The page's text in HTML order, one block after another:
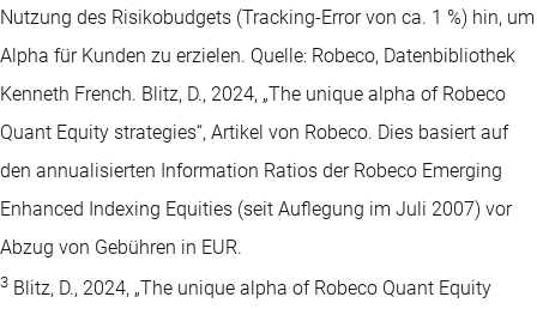
Nutzung des Risikobudgets (Tracking-Error von ca. 1 %) hin, um
Alpha für Kunden zu erzielen. Quelle: Robeco, Datenbibliothek
Kenneth French. Blitz, D., 2024, „The unique alpha of Robeco
Quant Equity strategies“, Artikel von Robeco. Dies basiert auf
den annualisierten Information Ratios der Robeco Emerging
Enhanced Indexing Equities (seit Auflegung im Juli 2007) vor
Abzug von Gebühren in EUR.
3 Blitz, D., 2024, „The unique alpha of Robeco Quant Equity